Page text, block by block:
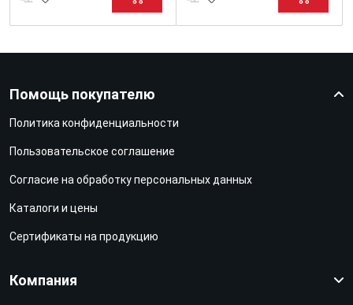
Помощь покупателю
Политика конфиденциальности
Пользовательское соглашение
Согласие на обработку персональных данных
Каталоги и цены
Сертификаты на продукцию
Компания